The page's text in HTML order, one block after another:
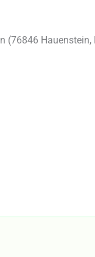
(76846 Hauenstein,